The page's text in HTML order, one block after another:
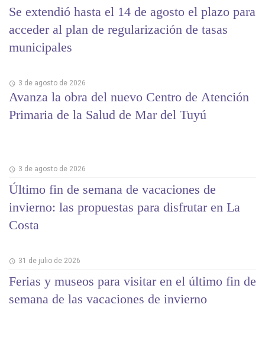
Se extendió hasta el 14 de agosto el plazo para
acceder al plan de regularización de tasas
municipales
3 de agosto de 2026
Avanza la obra del nuevo Centro de Atención
Primaria de la Salud de Mar del Tuyú
3 de agosto de 2026
Último fin de semana de vacaciones de
invierno: las propuestas para disfrutar en La
Costa
31 de julio de 2026
Ferias y museos para visitar en el último fin de
semana de las vacaciones de invierno